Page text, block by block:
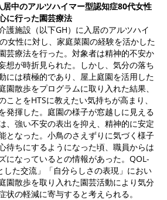
居中のアルツハイマー型認知症80代女性
に行った園芸療法
護施設（以下GH）に入居のアルツハイ
女性に対し、家庭菜園の経験を活かした
芸療法を行った。対象者は精神的不安か
想が時折見られた。しかし、気分の落ち
には積極的であり、屋上庭園を活用した
園散歩をプログラムに取り入れた結果、
ことをHTSに教えたい気持ちが高まり、
発揮した。庭園の様子が窓越しに見える
、強い不安の表出を抑え、精神的に安定
となった。小鳥のさえずりに気づく様子
待ちにするようになった頃、職員からは
になっているとの情報があった。QOL-
した交流」「自分らしさの表現」におい
園散歩を取り入れた園芸活動により気分
状の軽減に寄与すると考えられる。